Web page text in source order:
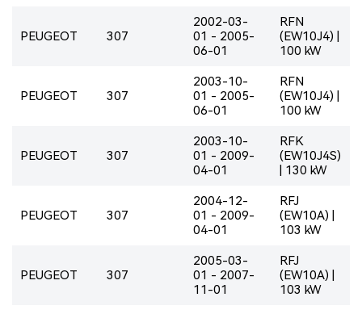
PEUGEOT 307
2002-03-
01 - 2005-
06-01
RFN
(EW10J4) |
100 kW
PEUGEOT 307
2003-10-
01 - 2005-
06-01
RFN
(EW10J4) |
100 kW
PEUGEOT 307
2003-10-
01 - 2009-
04-01
RFK
(EW10J4S)
| 130 kW
PEUGEOT 307
2004-12-
01 - 2009-
04-01
RFJ
(EW10A) |
103 kW
PEUGEOT 307
2005-03-
01 - 2007-
11-01
RFJ
(EW10A) |
103 kW